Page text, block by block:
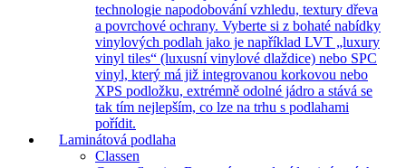
technologie napodobování vzhledu, textury dřeva
a povrchové ochrany. Vyberte si z bohaté nabídky
vinylových podlah jako je například LVT „luxury
vinyl tiles“ (luxusní vinylové dlaždice) nebo SPC
vinyl, který má již integrovanou korkovou nebo
XPS podložku, extrémně odolné jádro a stává se
tak tím nejlepším, co lze na trhu s podlahami
pořídit.
Laminátová podlaha
Classen